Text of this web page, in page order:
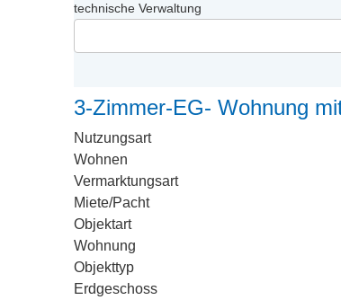
technische Verwaltung
3-Zimmer-EG- Wohnung
Nutzungsart
Wohnen
Vermarktungsart
Miete/Pacht
Objektart
Wohnung
Objekttyp
Erdgeschoss